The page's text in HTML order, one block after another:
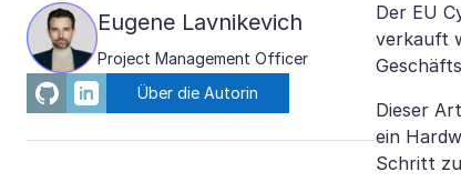
Eugene Lavnikevich
Project Management Officer
Über die Autorin
Der EU
verkauft
Dieser
ein
Schritt